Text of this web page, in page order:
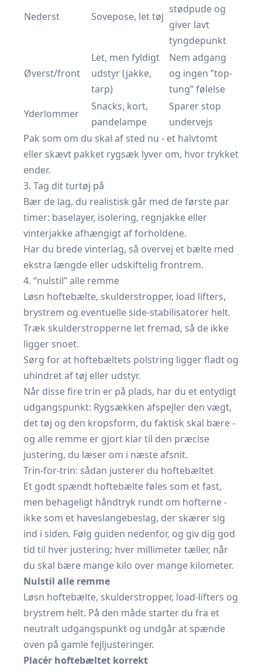
Nederst Sovepose, let tøj
stødpude og
giver lavt
tyngdepunkt
Øverst/front
Let, men fyldigt
udstyr (jakke,
tarp)
Nem adgang
og ingen ”top-
tung” følelse
Yderlommer
Snacks, kort,
pandelampe
Sparer stop
undervejs
Pak som om du skal af sted nu - et halvtomt
eller skævt pakket rygsæk lyver om, hvor trykket
ender.
3. Tag dit tur­tøj på
Bær de lag, du realistisk går med de første par
timer: baselayer, isolering, regnjakke eller
vinterjakke afhængigt af forholdene.
Har du brede vinterlag, så overvej et bælte med
ekstra længde eller udskiftelig frontrem.
4. “nulstil” alle remme
Løsn hoftebælte, skulderstropper, load lifters,
brystrem og eventuelle side-stabilisatorer helt.
Træk skulderstropperne let fremad, så de ikke
ligger snoet.
Sørg for at hoftebæltets polstring ligger fladt og
uhindret af tøj eller udstyr.
Når disse fire trin er på plads, har du et entydigt
udgangspunkt: Rygsækken afspejler den vægt,
det tøj og den kropsform, du faktisk skal bære -
og alle remme er gjort klar til den præcise
justering, du læser om i næste afsnit.
Trin-for-trin: sådan justerer du hoftebæltet
Et godt spændt hoftebælte føles som et fast,
men behageligt håndtryk rundt om hofterne -
ikke som et haveslangebeslag, der skærer sig
ind i siden. Følg guiden nedenfor, og giv dig god
tid til hver justering; hver millimeter tæller, når
du skal bære mange kilo over mange kilometer.
Nulstil alle remme
Løsn hoftebælte, skulderstropper, load-lifters og
brystrem helt. På den måde starter du fra et
neutralt udgangspunkt og undgår at spænde
oven på gamle fejljusteringer.
Placér hoftebæltet korrekt